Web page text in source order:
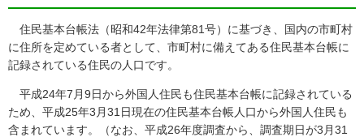
住民基本台帳法（昭和42年法律第81号）に基づき、国内の市町村
に住所を定めている者として、市町村に備えてある住民基本台帳に
記録されている住民の人口です。
平成24年7月9日から外国人住民も住民基本台帳に記録されている
ため、平成25年3月31日現在の住民基本台帳人口から外国人住民も
含まれています。（なお、平成26年度調査から、調査期日が3月31